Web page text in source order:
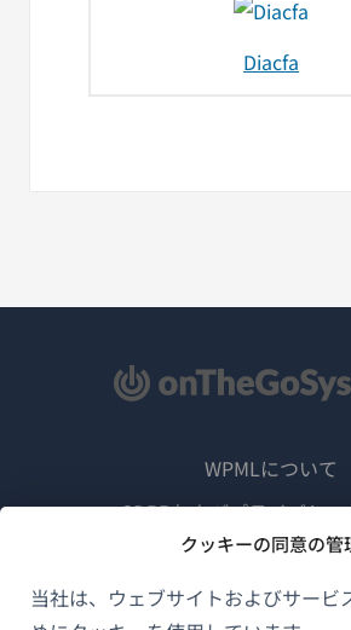
クッキーの同意の管
当社は、ウェブサイトおよびサービ
Diacfa
WPMLについて
GDPRおよびプライバシ
チームに参加（
し
（新 （新